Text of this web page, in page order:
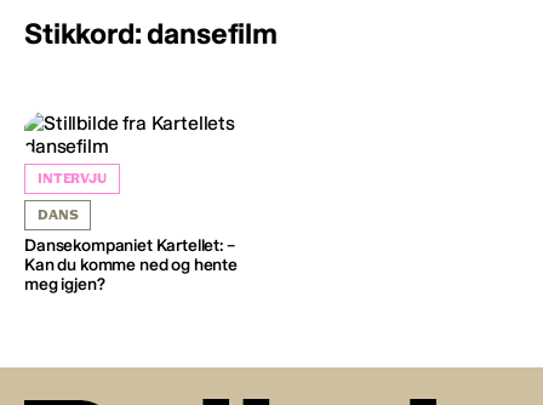
Stikkord: dansefilm
INTERVJU
DANS
Dansekompaniet Kartellet: –
Kan du komme ned og hente
meg igjen?